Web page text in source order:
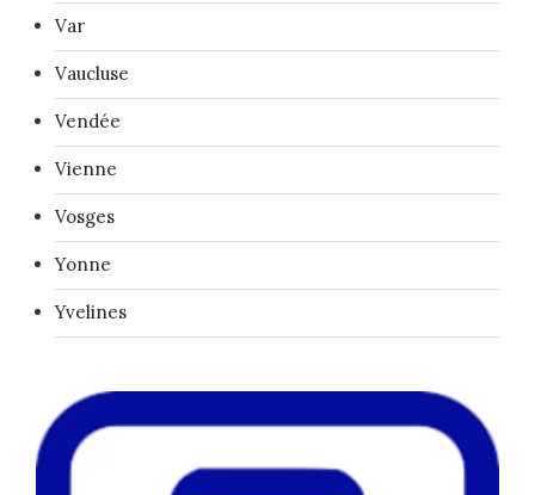
Var
Vaucluse
Vendée
Vienne
Vosges
Yonne
Yvelines